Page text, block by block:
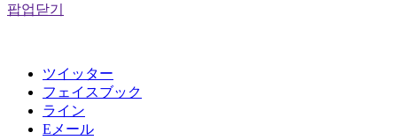
팝업닫기
ツイッター
フェイスブック
ライン
Eメール